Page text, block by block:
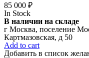
85 000 ₽
In Stock
В наличии на складе
г Москва, поселение
Картмазовская, д 50
Add to cart
Добавить в список